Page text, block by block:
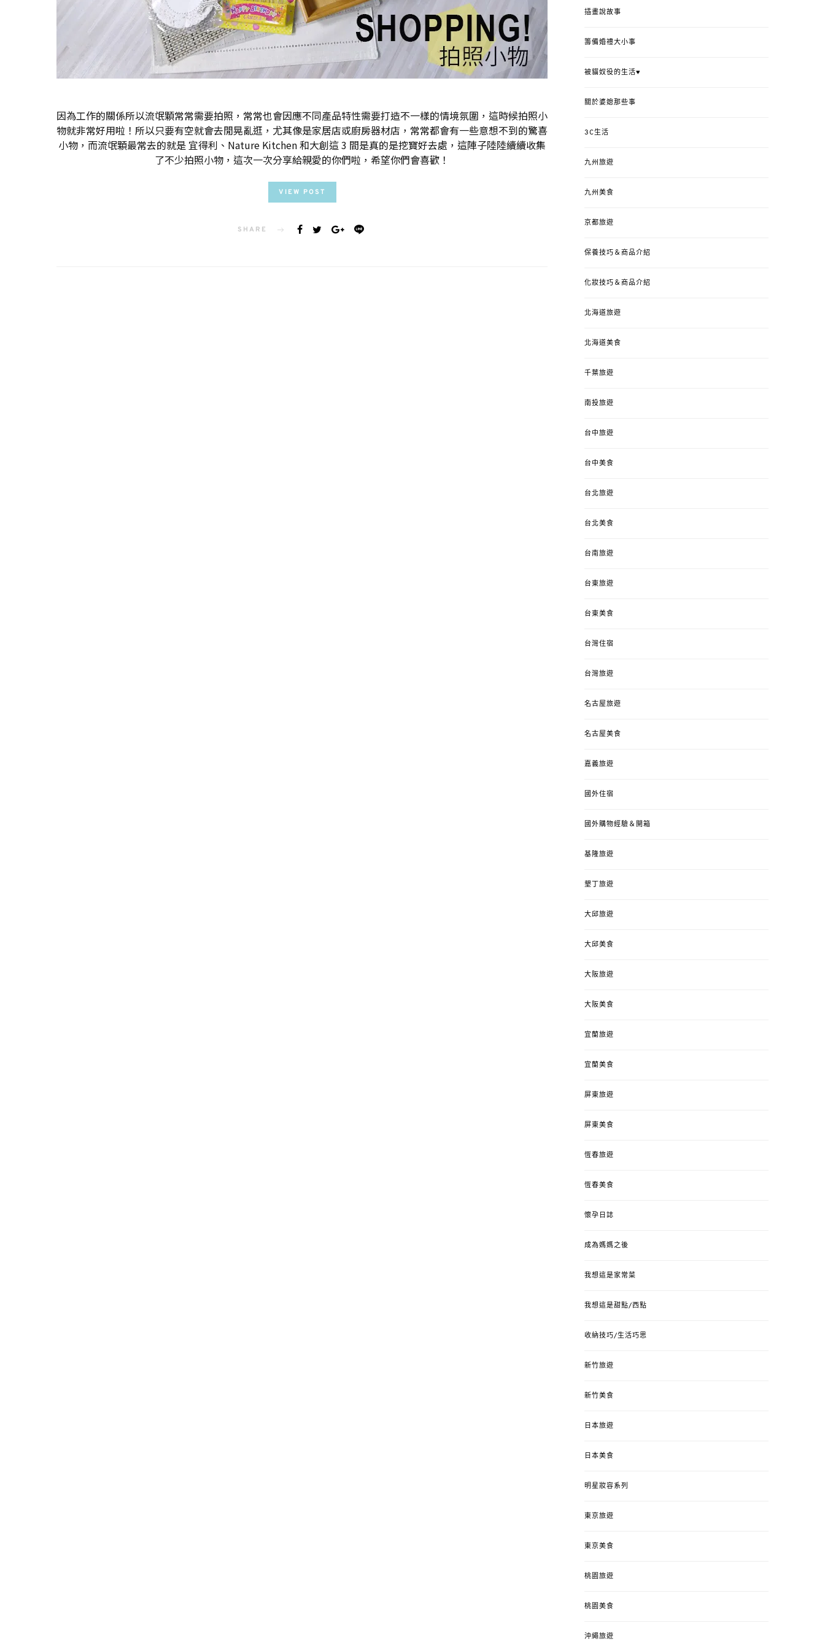
因為工作的關係所以流氓顆常常需要拍照，常常也會因應不同產品特性需要打造不一樣的情境氛圍，這時候拍照小
物就非常好用啦！所以只要有空就會去閒晃亂逛，尤其像是家居店或廚房器材店，常常都會有一些意想不到的驚喜
小物，而流氓顆最常去的就是 宜得利、Nature Kitchen 和大創這 3 間是真的是挖寶好去處，這陣子陸陸續續收集
了不少拍照小物，這次一次分享給親愛的你們啦，希望你們會喜歡！
VIEW POST
SHARE
插畫說故事
籌備婚禮大小事
被貓奴役的生活♥
關於婆媳那些事
3C生活
九州旅遊
九州美食
京都旅遊
保養技巧＆商品介紹
化妝技巧＆商品介紹
北海道旅遊
北海道美食
千葉旅遊
南投旅遊
台中旅遊
台中美食
台北旅遊
台北美食
台南旅遊
台東旅遊
台東美食
台灣住宿
台灣旅遊
名古屋旅遊
名古屋美食
嘉義旅遊
國外住宿
國外購物經驗＆開箱
基隆旅遊
墾丁旅遊
大邱旅遊
大邱美食
大阪旅遊
大阪美食
宜蘭旅遊
宜蘭美食
屏東旅遊
屏東美食
恆春旅遊
恆春美食
懷孕日誌
成為媽媽之後
我想這是家常菜
我想這是甜點/西點
收納技巧/生活巧思
新竹旅遊
新竹美食
日本旅遊
日本美食
明星妝容系列
東京旅遊
東京美食
桃園旅遊
桃園美食
沖繩旅遊